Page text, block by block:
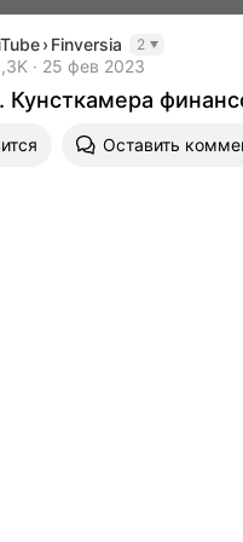
Кунсткамера
› Finversia 2
просмотров
25 фев 2023
Уроды. Кунсткамера
Оставить